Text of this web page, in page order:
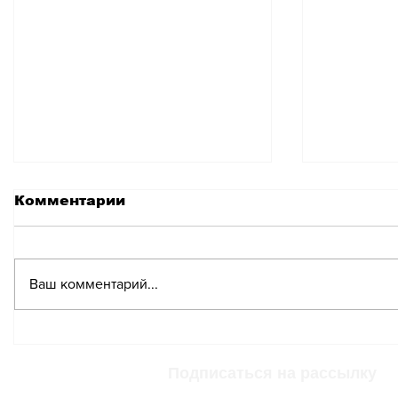
Комментарии
Ваш комментарий...